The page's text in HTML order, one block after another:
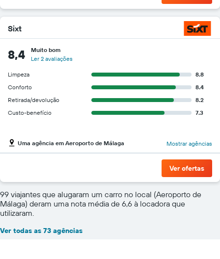
Sixt
8,4
Muito bom
Ler 2 avaliações
Limpeza
8.8
Conforto
8.4
Retirada/devolução
8.2
Custo-benefício
7.3
Uma agência em Aeroporto de Málaga Mostrar agências
Ver ofertas
99 viajantes que alugaram um carro no local (Aeroporto de
Málaga) deram uma nota média de 6,6 à locadora que
utilizaram.
Ver todas as 73 agências